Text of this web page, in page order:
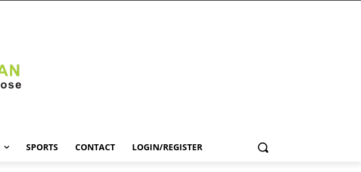
SPORTS CONTACT LOGIN/REGISTER